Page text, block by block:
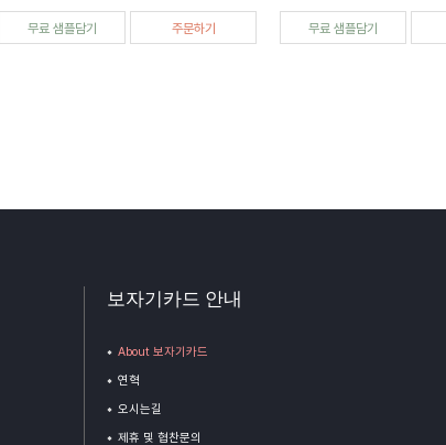
무료 샘플담기 주문하기 무료 샘플담기
보자기카드 안내
About 보자기카드
연혁
오시는길
제휴 및 협찬문의